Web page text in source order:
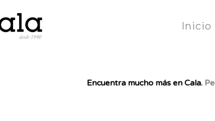
Inicio
Encuentra mucho más en Cala.